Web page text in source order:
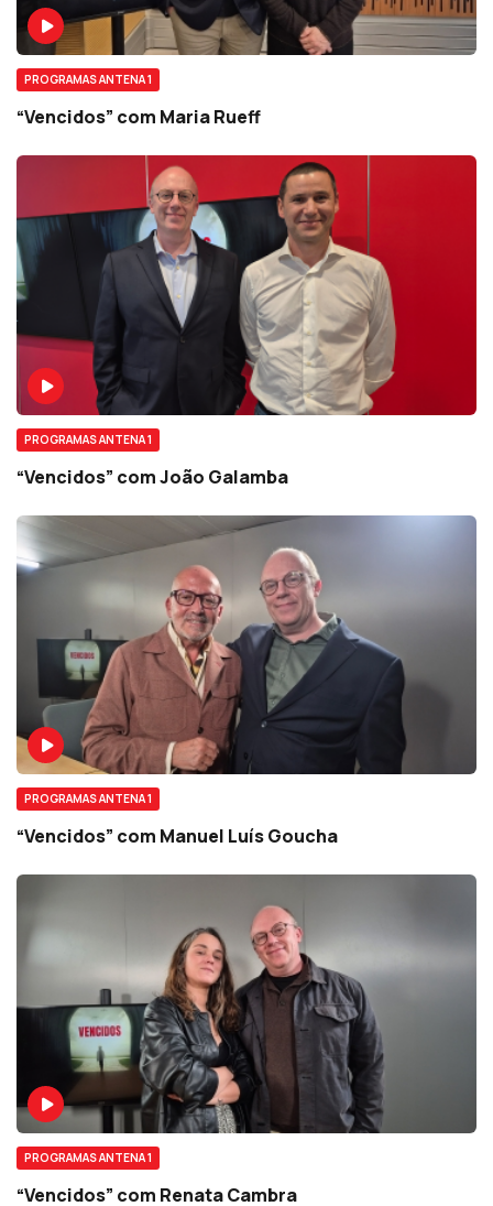
PROGRAMAS ANTENA 1
“Vencidos” com Maria Rueff
PROGRAMAS ANTENA 1
“Vencidos” com João Galamba
PROGRAMAS ANTENA 1
“Vencidos” com Manuel Luís Goucha
PROGRAMAS ANTENA 1
“Vencidos” com Renata Cambra